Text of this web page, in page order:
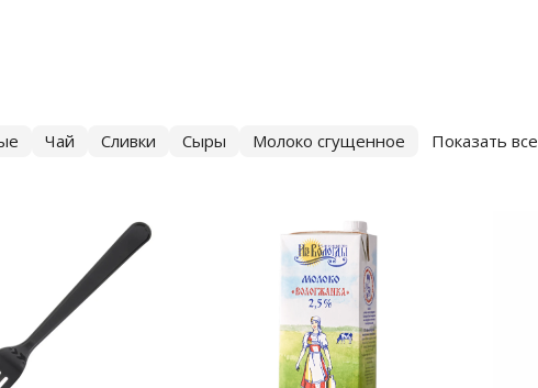
Чай Сливки Сыры Молоко сгущенное Показать все